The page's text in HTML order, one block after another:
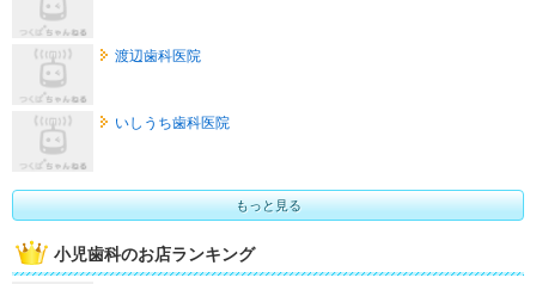
渡辺歯科医院
いしうち歯科医院
もっと見る
小児歯科のお店ランキング